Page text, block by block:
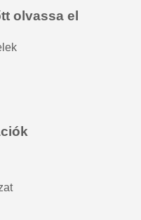
olvassa el